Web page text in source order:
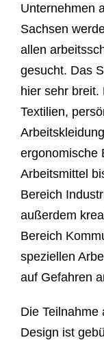
Unternehmen
Sachsen
allen
gesucht. Das
hier sehr breit.
Textilien,
ergonomische
Arbeitsmittel
Bereich
außerdem
Bereich
speziellen
auf Gefahren
Die Teilnahme
Design ist